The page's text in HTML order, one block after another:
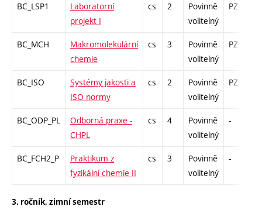
BC_LSP1
Laboratorní
projekt I
cs 2
Povinně
volitelný
PZ
BC_MCH
Makromolekulární
chemie
cs 3
Povinně
volitelný
PZ
BC_ISO
Systémy jakosti a
ISO normy
cs 2
Povinně
volitelný
PZ
BC_ODP_PL
Odborná praxe -
CHPL
cs 4
Povinně
volitelný
-
BC_FCH2_P
Praktikum z
fyzikální chemie II
cs 3
Povinně
volitelný
-
3. ročník, zimní semestr